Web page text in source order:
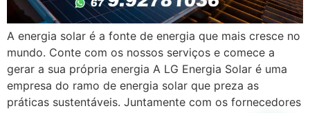
A energia solar é a fonte de energia que mais cresce no
mundo. Conte com os nossos serviços e comece a
gerar a sua própria energia A LG Energia Solar é uma
empresa do ramo de energia solar que preza as
práticas sustentáveis. Juntamente com os fornecedores